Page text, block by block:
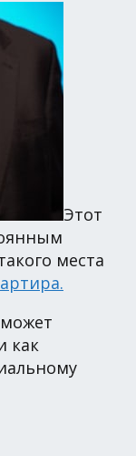
Этот
места
как